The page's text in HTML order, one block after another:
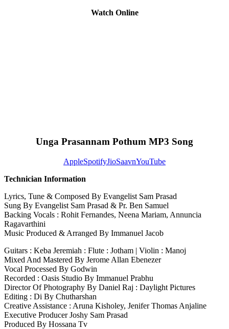
Watch Online
Unga Prasannam Pothum MP3 Song
AppleSpotifyJioSaavnYouTube
Technician Information
Lyrics, Tune & Composed By Evangelist Sam Prasad
Sung By Evangelist Sam Prasad & Pr. Ben Samuel
Backing Vocals : Rohit Fernandes, Neena Mariam, Annuncia
Ragavarthini
Music Produced & Arranged By Immanuel Jacob
Guitars : Keba Jeremiah : Flute : Jotham | Violin : Manoj
Mixed And Mastered By Jerome Allan Ebenezer
Vocal Processed By Godwin
Recorded : Oasis Studio By Immanuel Prabhu
Director Of Photography By Daniel Raj : Daylight Pictures
Editing : Di By Chutharshan
Creative Assistance : Aruna Kisholey, Jenifer Thomas Anjaline
Executive Producer Joshy Sam Prasad
Produced By Hossana Tv